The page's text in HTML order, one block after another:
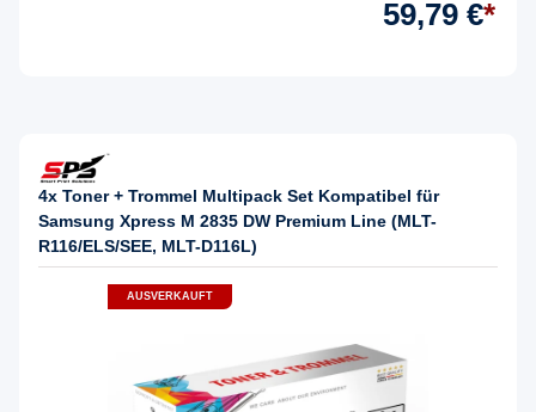
59,79 €*
4x Toner + Trommel Multipack Set Kompatibel für
Samsung Xpress M 2835 DW Premium Line (MLT-
R116/ELS/SEE, MLT-D116L)
AUSVERKAUFT